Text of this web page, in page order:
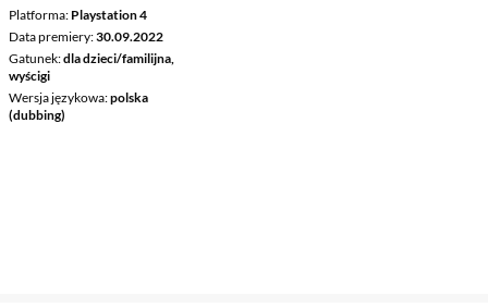
Platforma Playstation 4
Data premiery 30.09.2022
Gatunek dla dzieci/familijna,
wyścigi
Wersja językowa polska
(dubbing)